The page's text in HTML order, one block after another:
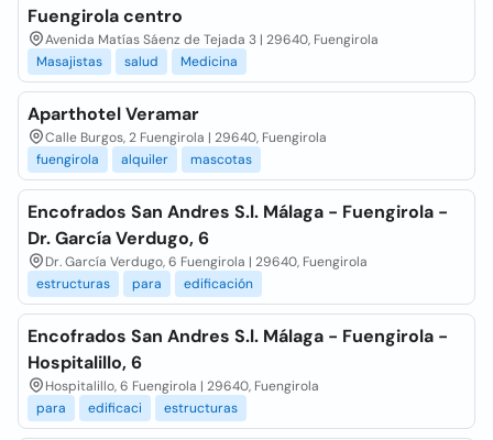
Fuengirola centro
Avenida Matías Sáenz de Tejada 3 | 29640, Fuengirola
Masajistas
salud Medicina
Aparthotel Veramar
Calle Burgos, 2 Fuengirola | 29640, Fuengirola
fuengirola
alquiler mascotas
Encofrados San Andres S.l. Málaga - Fuengirola -
Dr. García Verdugo, 6
Dr. García Verdugo, 6 Fuengirola | 29640, Fuengirola
estructuras
para edificación
Encofrados San Andres S.l. Málaga - Fuengirola -
Hospitalillo, 6
Hospitalillo, 6 Fuengirola | 29640, Fuengirola
para
edificaci estructuras